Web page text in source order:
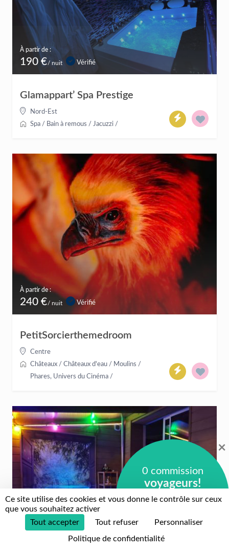
À partir de :
190 €/ nuit Vérifié
Glamappart’ Spa Prestige
Nord-Est
Spa / Bain à remous / Jacuzzi /
À partir de :
240 €/ nuit Vérifié
PetitSorcierthemedroom
Centre
Châteaux / Châteaux d'eau / Moulins /
Phares, Univers du Cinéma /
0 commission
voyageurs!
0 commission
×
Ce site utilise des cookies et vous donne le contrôle sur ceux
que vous souhaitez activer
Tout accepter
Tout refuser
Personnaliser
Politique de confidentialité